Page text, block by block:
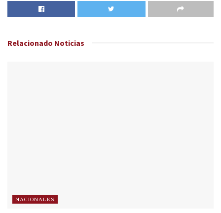
Relacionado Noticias
NACIONALES